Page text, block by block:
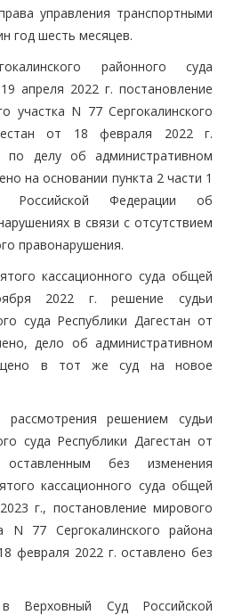
управления транспортными
год шесть месяцев.
районного суда
апреля 2022 г. постановление
участка N 77 Сергокалинского
от 18 февраля 2022 г.
по делу об административном
на основании пункта 2 части 1
Российской Федерации об
в связи с отсутствием
правонарушения.
кассационного суда общей
2022 г. решение судьи
суда Республики Дагестан от
дело об административном
в тот же суд на новое
решением судьи
суда Республики Дагестан от
без изменения
кассационного суда общей
г., постановление мирового
N 77 Сергокалинского района
февраля 2022 г. оставлено без
Верховный Суд Российской